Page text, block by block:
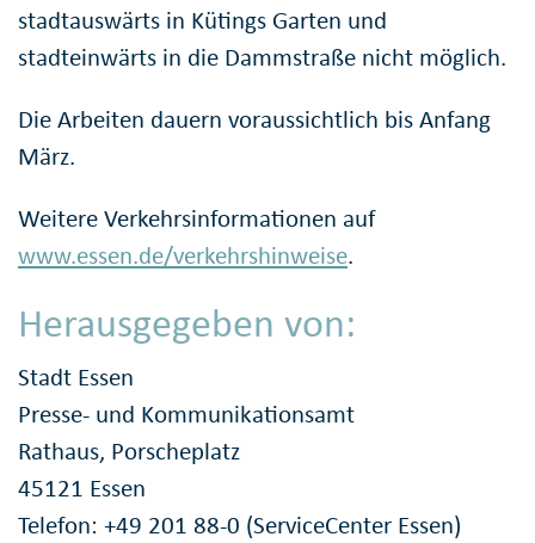
stadtauswärts in Kütings Garten und
stadteinwärts in die Dammstraße nicht möglich.
Die Arbeiten dauern voraussichtlich bis Anfang
März.
Weitere Verkehrsinformationen auf
www.essen.de/verkehrshinweise.
Herausgegeben von:
Stadt Essen
Presse- und Kommunikationsamt
Rathaus, Porscheplatz
45121 Essen
Telefon: +49 201 88-0 (ServiceCenter Essen)